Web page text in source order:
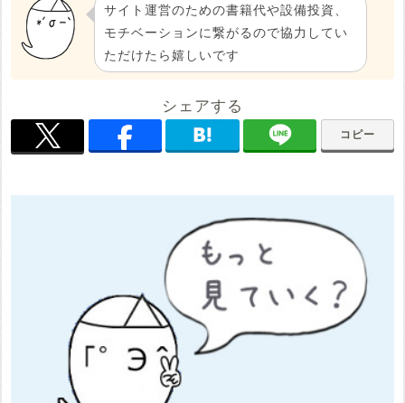
サイト運営のための書籍代や設備投資、
モチベーションに繋がるので協力してい
ただけたら嬉しいです
シェアする
コピー